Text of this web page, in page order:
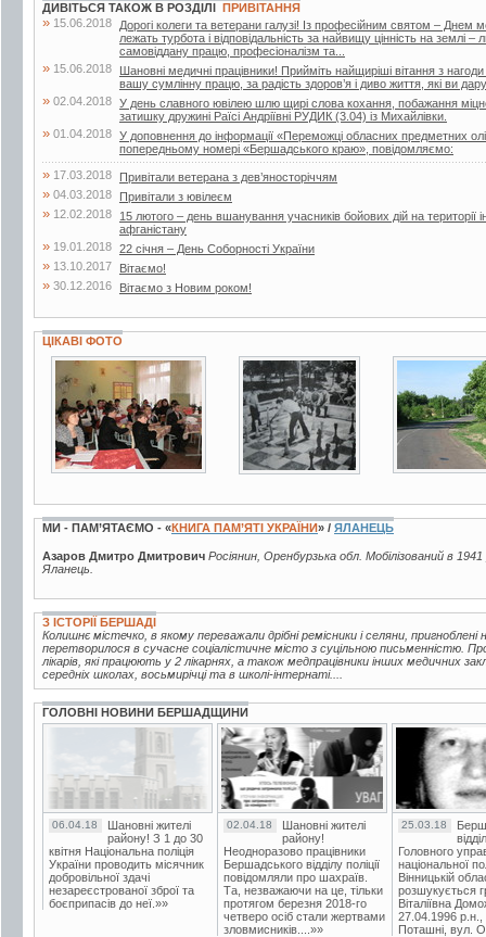
ДИВІТЬСЯ ТАКОЖ В РОЗДІЛІ ПРИВІТАННЯ
» 15.06.2018
Дорогі колеги та ветерани галузі! Із професійним святом –
лежать турбота і відповідальність за найвищу цінність на землі
самовіддану працю, професіоналізм та...
» 15.06.2018
Шановні медичні працівники! Прийміть найщиріші вітання з
вашу сумлінну працю, за радість здоров’я і диво життя, які ви
» 02.04.2018 У день славного ювілею шлю щирі слова кохання, побажання
затишку дружині Раїсі Андріївні РУДИК (3.04) із Михайлівки.
» 01.04.2018 У доповнення до інформації «Переможці обласних предметних
попередньому номері «Бершадського краю», повідомляємо:
» 17.03.2018 Привітали ветерана з дев’яносторіччям
» 04.03.2018 Привітали з ювілеєм
» 12.02.2018
15 лютого – день вшанування учасників бойових дій на території
афганістану
» 19.01.2018 22 січня – День Соборності України
» 13.10.2017 Вітаємо!
» 30.12.2016 Вітаємо з Новим роком!
ЦІКАВІ ФОТО
3 фото 17 фото
МИ - ПАМ’ЯТАЄМО - «КНИГА ПАМ’ЯТІ УКРАЇНИ» / ЯЛАНЕЦЬ
Азаров Дмитро Дмитрович Росіянин, Оренбурзька обл. Мобілізований в
Яланець.
З ІСТОРІЇ БЕРШАДІ
Колишнє містечко, в якому переважали дрібні ремісники і селяни,
перетворилося в сучасне соціалістичне місто з суцільною письменністю.
лікарів, які працюють у 2 лікарнях, а також медпрацівники інших медичних
середніх школах, восьмирічці та в школі-інтернаті....
ГОЛОВНІ НОВИНИ БЕРШАДЩИНИ
06.04.18
Шановні жителі
району! З 1 до 30
квітня Національна поліція
України проводить місячник
добровільної здачі
незареєстрованої зброї та
боєприпасів до неї.»»
02.04.18
Шановні жителі
району!
Неодноразово працівники
Бершадського відділу поліції
повідомляли про шахраїв.
Та, незважаючи на це, тільки
протягом березня 2018-го
четверо осіб стали жертвами
зловмисників....»»
25.03.18
Головного
національної
Вінницькій
розшукується
Віталіївна
27.04.1996 р.н.,
Поташні, вул.